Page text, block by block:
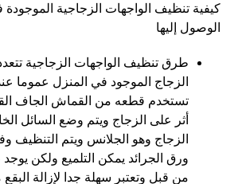
كيفية تنظيف الواجهات الزجاجية
الوصول إليها
طرق تنظيف الواجهات الزجاجية
الزجاج الموجود في المنزل عموما
تستخدم قطعه من القماش الجاف
أثر على الزجاج ويتم وضع السائل
الزجاج وهو الجلانس ويتم التنظيف
ورق الجرائد يمكن التلميع ولكن يوجد
من قبل وتعتبر سهلة جدا لإزالة